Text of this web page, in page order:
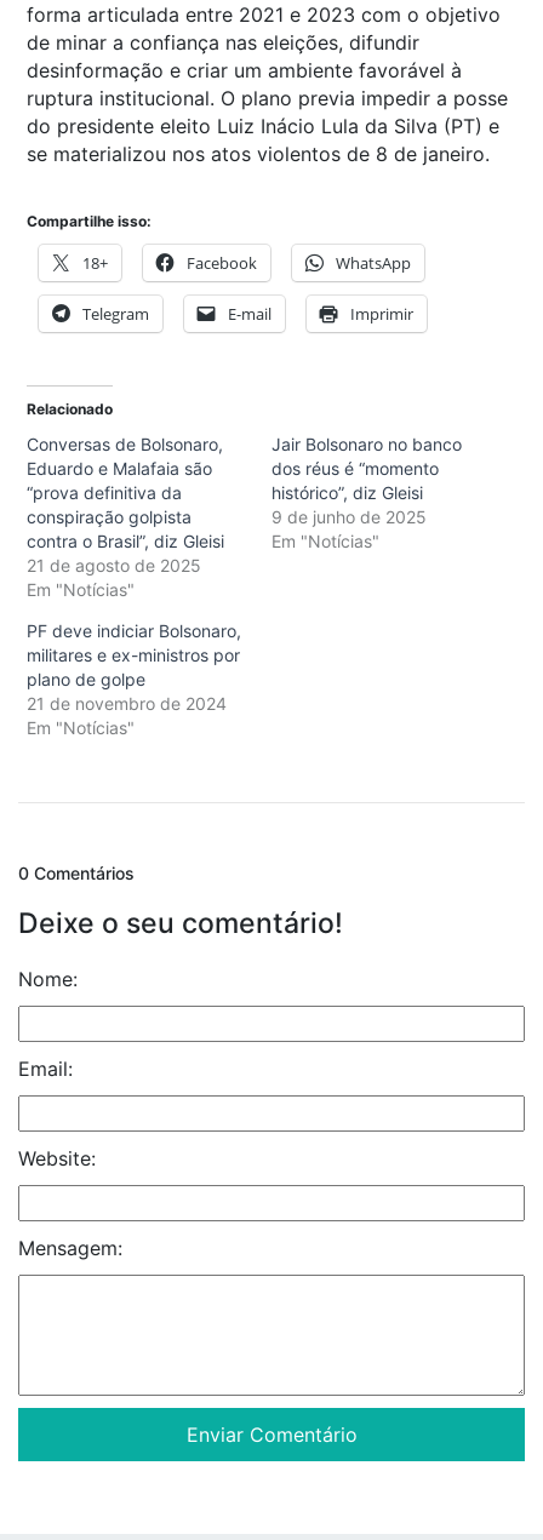
forma articulada entre 2021 e 2023 com o objetivo
de minar a confiança nas eleições, difundir
desinformação e criar um ambiente favorável à
ruptura institucional. O plano previa impedir a posse
do presidente eleito Luiz Inácio Lula da Silva (PT) e
se materializou nos atos violentos de 8 de janeiro.
Compartilhe isso:
18+ Facebook WhatsApp
Telegram E-mail Imprimir
Relacionado
Conversas de Bolsonaro,
Eduardo e Malafaia são
“prova definitiva da
conspiração golpista
contra o Brasil”, diz Gleisi
21 de agosto de 2025
Em "Notícias"
Jair Bolsonaro no banco
dos réus é “momento
histórico”, diz Gleisi
9 de junho de 2025
Em "Notícias"
PF deve indiciar Bolsonaro,
militares e ex-ministros por
plano de golpe
21 de novembro de 2024
Em "Notícias"
0 Comentários
Deixe o seu comentário!
Nome:
Email:
Website:
Mensagem: